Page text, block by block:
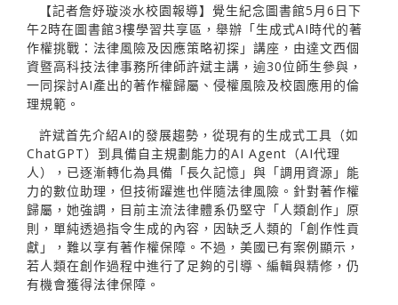
【記者詹妤璇淡水校園報導】覺生紀念圖書館5月6日下
午2時在圖書館3樓學習共享區，舉辦「生成式AI時代的著
作權挑戰：法律風險及因應策略初探」講座，由達文西個
資暨高科技法律事務所律師許斌主講，逾30位師生參與，
一同探討AI產出的著作權歸屬、侵權風險及校園應用的倫
理規範。
許斌首先介紹AI的發展趨勢，從現有的生成式工具（如
ChatGPT）到具備自主規劃能力的AI Agent（AI代理
人），已逐漸轉化為具備「長久記憶」與「調用資源」能
力的數位助理，但技術躍進也伴隨法律風險。針對著作權
歸屬，她強調，目前主流法律體系仍堅守「人類創作」原
則，單純透過指令生成的內容，因缺乏人類的「創作性貢
獻」，難以享有著作權保障。不過，美國已有案例顯示，
若人類在創作過程中進行了足夠的引導、編輯與精修，仍
有機會獲得法律保障。